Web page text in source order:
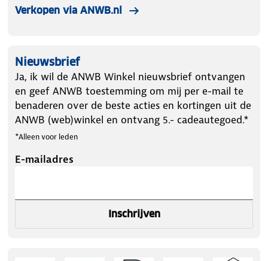
Verkopen via ANWB.nl
Nieuwsbrief
Ja, ik wil de ANWB Winkel nieuwsbrief ontvangen
en geef ANWB toestemming om mij per e-mail te
benaderen over de beste acties en kortingen uit de
ANWB (web)winkel en ontvang 5.- cadeautegoed.*
*Alleen voor leden
E-mailadres
Inschrijven